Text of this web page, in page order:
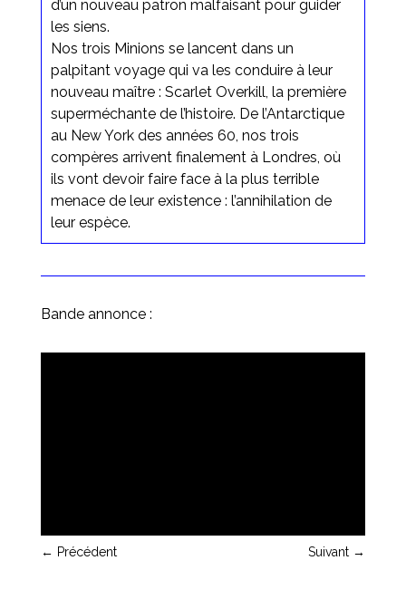
d’un nouveau patron malfaisant pour guider
les siens.
Nos trois Minions se lancent dans un
palpitant voyage qui va les conduire à leur
nouveau maître : Scarlet Overkill, la première
superméchante de l’histoire. De l’Antarctique
au New York des années 60, nos trois
compères arrivent finalement à Londres, où
ils vont devoir faire face à la plus terrible
menace de leur existence : l’annihilation de
leur espèce.
Bande annonce :
← Précédent Suivant →